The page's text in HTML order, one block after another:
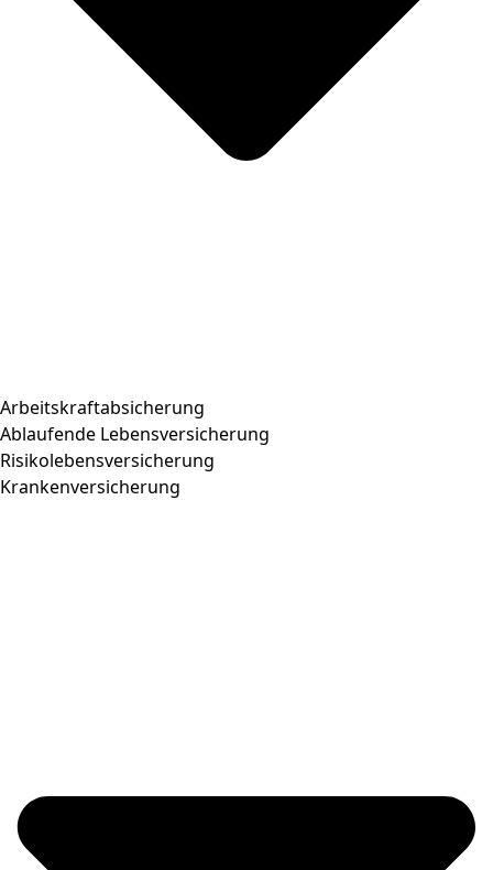
Arbeitskraftabsicherung
Ablaufende Lebensversicherung
Risikolebensversicherung
Krankenversicherung